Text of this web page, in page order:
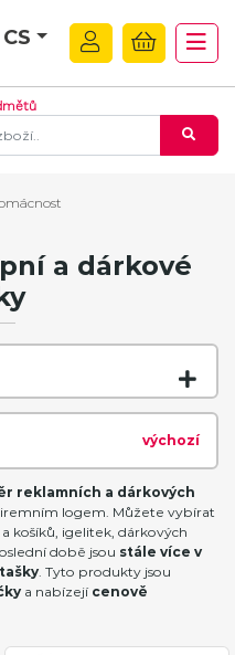
CS
a dárkové
výchozí
reklamních a dárkových
logem. Můžete vybírat
košíků, igelitek, dárkových
době jsou stále více v
. Tyto produkty jsou
a nabízejí cenově